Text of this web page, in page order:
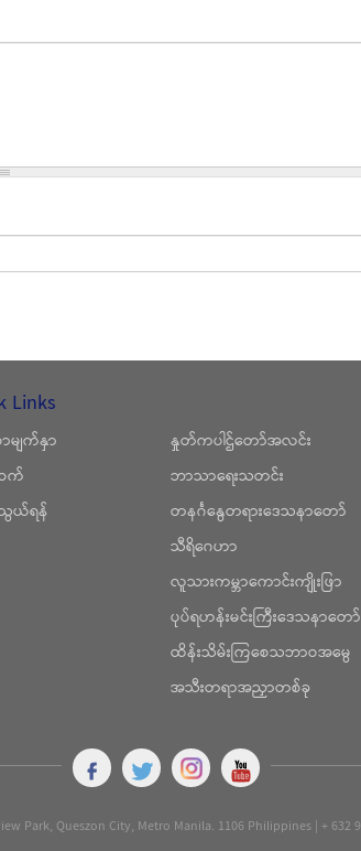
Links
မျက်နှာ
က်
ယ်ရန်
နှုတ်ကပါဌ်တော်အလင်း
ဘာသာရေးသတင်း
တနင်္ဂနွေတရားဒေသနာတော်
သီရိဂေဟာ
လူသားကမ္ဘာကောင်းကျိုးဖြာ
ပုပ်ရဟန်းမင်းကြီးဒေသနာတော်
ထိန်းသိမ်းကြစေသဘာဝအမွေ
အသီးတရာအညှာတစ်ခု
Park, Queszon City, Metro Manila. 1106 Philippines | + 632